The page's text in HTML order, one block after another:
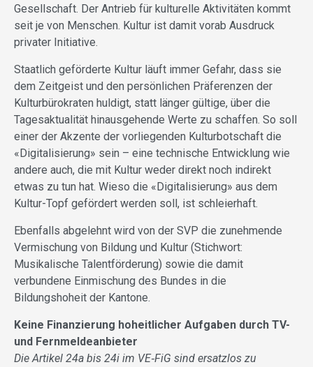
Gesellschaft. Der Antrieb für kulturelle Aktivitäten kommt
seit je von Menschen. Kultur ist damit vorab Ausdruck
privater Initiative.
Staatlich geförderte Kultur läuft immer Gefahr, dass sie
dem Zeitgeist und den persönlichen Präferenzen der
Kulturbürokraten huldigt, statt länger gültige, über die
Tagesaktualität hinausgehende Werte zu schaffen. So soll
einer der Akzente der vorliegenden Kulturbotschaft die
«Digitalisierung» sein – eine technische Entwicklung wie
andere auch, die mit Kultur weder direkt noch indirekt
etwas zu tun hat. Wieso die «Digitalisierung» aus dem
Kultur-Topf gefördert werden soll, ist schleierhaft.
Ebenfalls abgelehnt wird von der SVP die zunehmende
Vermischung von Bildung und Kultur (Stichwort:
Musikalische Talentförderung) sowie die damit
verbundene Einmischung des Bundes in die
Bildungshoheit der Kantone.
Keine Finanzierung hoheitlicher Aufgaben durch TV-
und Fernmeldeanbieter
Die Artikel 24a bis 24i im VE‐FiG sind ersatzlos zu